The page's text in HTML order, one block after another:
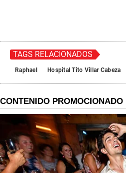
TAGS RELACIONADOS
Raphael Hospital Tito Villar Cabeza